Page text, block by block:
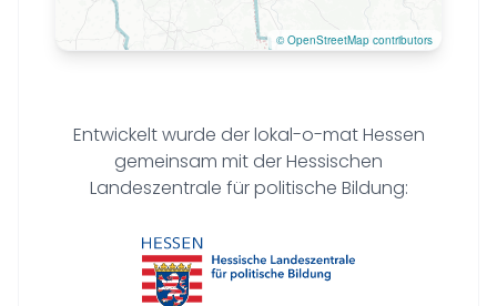
©OpenStreetMap contributors
Entwickelt wurde der lokal-o-mat Hessen
gemeinsam mit der Hessischen
Landeszentrale für politische Bildung: